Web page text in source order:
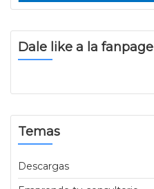
Dale like a la fanpage
Temas
Descargas